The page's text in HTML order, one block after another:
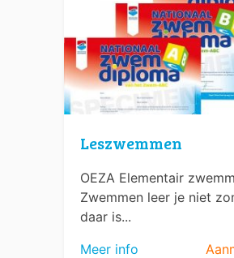
Leszwemmen
OEZA Elementair
Zwemmen leer je niet
daar is...
Meer info